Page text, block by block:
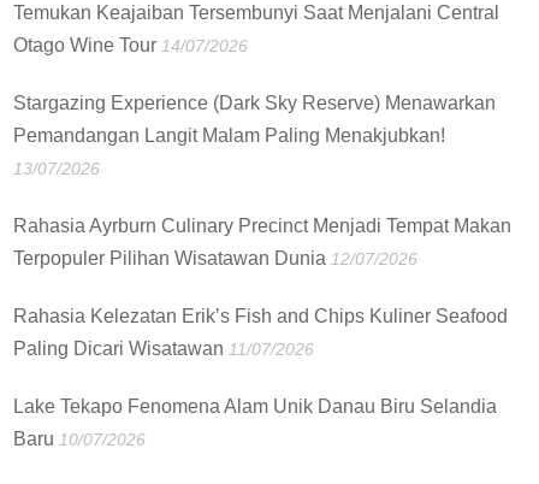
Temukan Keajaiban Tersembunyi Saat Menjalani Central
Otago Wine Tour 14/07/2026
Stargazing Experience (Dark Sky Reserve) Menawarkan
Pemandangan Langit Malam Paling Menakjubkan!
13/07/2026
Rahasia Ayrburn Culinary Precinct Menjadi Tempat Makan
Terpopuler Pilihan Wisatawan Dunia 12/07/2026
Rahasia Kelezatan Erik’s Fish and Chips Kuliner Seafood
Paling Dicari Wisatawan 11/07/2026
Lake Tekapo Fenomena Alam Unik Danau Biru Selandia
Baru 10/07/2026